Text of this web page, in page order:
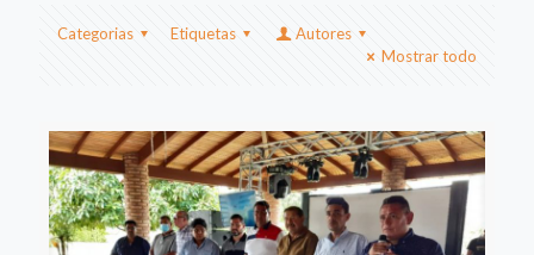
Categorias Etiquetas
Autores
Mostrar todo